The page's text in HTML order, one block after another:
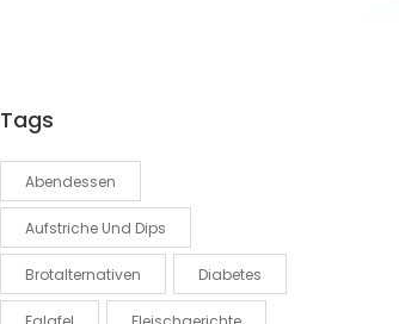
Tags
Abendessen
Aufstriche Und Dips
Brotalternativen Diabetes